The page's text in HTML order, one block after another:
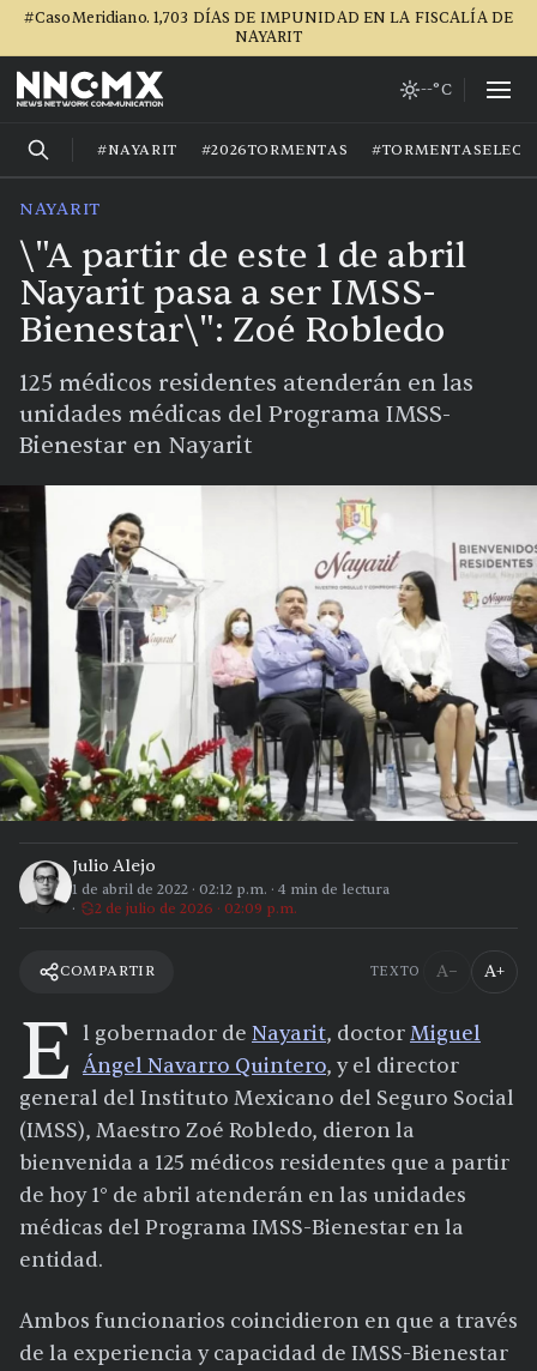
#CasoMeridiano. 1,703 DÍAS DE IMPUNIDAD EN LA FISCALÍA DE
NAYARIT
--°C
#NAYARIT #2026TORMENTAS
NAYARIT
\"A partir de este 1 de abril
Nayarit pasa a ser IMSS-
Bienestar\": Zoé Robledo
125 médicos residentes atenderán en las
unidades médicas del Programa IMSS-
Bienestar en Nayarit
Julio Alejo
1 de abril de 2022 · 02:12 p.m. · 4 min de lectura
2 de julio de 2026 · 02:09 p.m.
COMPARTIR TEXTO A− A+
E l gobernador de Nayarit, doctorMiguel
Ángel Navarro Quintero, y el director
general del Instituto Mexicano del Seguro Social
(IMSS), Maestro Zoé Robledo, dieron la
bienvenida a 125 médicos residentes que a partir
de hoy 1° de abril atenderán en las unidades
médicas del Programa IMSS-Bienestar en la
entidad.
Ambos funcionarios coincidieron en que a través
de la experiencia y capacidad de IMSS-Bienestar